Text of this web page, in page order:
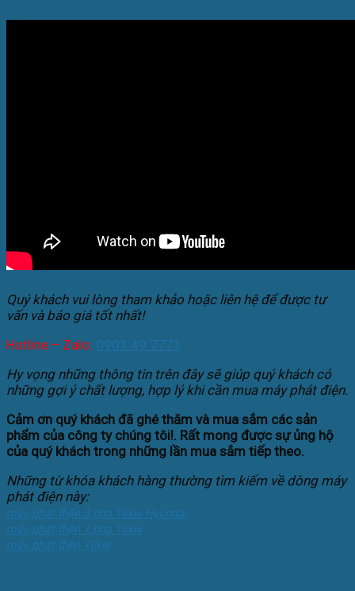
Quý khách vui lòng tham khảo hoặc liên hệ để được tư
vấn và báo giá tốt nhất!
Hotline – Zalo: 0901 49 7771
Hy vọng những thông tin trên đây sẽ giúp quý khách có
những gợi ý chất lượng, hợp lý khi cần mua máy phát điện.
Cảm ơn quý khách đã ghé thăm và mua sắm các sản
phẩm của công ty chúng tôi!. Rất mong được sự ủng hộ
của quý khách trong những lần mua sắm tiếp theo.
Những từ khóa khách hàng thường tìm kiếm về dòng máy
phát điện này:
máy phát điện 3 pha 10kw Hyundai
máy phát điện 1 pha 10kw
máy phát điện 10kw